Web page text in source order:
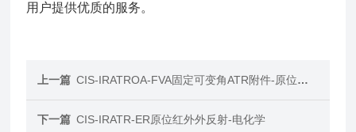
用户提供优质的服务。
上一篇 CIS-IRATROA-FVA固定可变角ATR附件-原位红外
下一篇 CIS-IRATR-ER原位红外外反射-电化学